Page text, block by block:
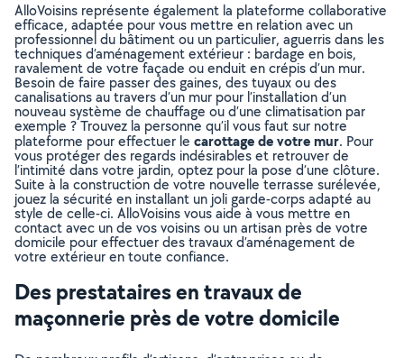
AlloVoisins représente également la plateforme collaborative
efficace, adaptée pour vous mettre en relation avec un
professionnel du bâtiment ou un particulier, aguerris dans les
techniques d’aménagement extérieur : bardage en bois,
ravalement de votre façade ou enduit en crépis d’un mur.
Besoin de faire passer des gaines, des tuyaux ou des
canalisations au travers d’un mur pour l’installation d’un
nouveau système de chauffage ou d’une climatisation par
exemple ? Trouvez la personne qu’il vous faut sur notre
plateforme pour effectuer le carottage de votre mur. Pour
vous protéger des regards indésirables et retrouver de
l’intimité dans votre jardin, optez pour la pose d’une clôture.
Suite à la construction de votre nouvelle terrasse surélevée,
jouez la sécurité en installant un joli garde-corps adapté au
style de celle-ci. AlloVoisins vous aide à vous mettre en
contact avec un de vos voisins ou un artisan près de votre
domicile pour effectuer des travaux d’aménagement de
votre extérieur en toute confiance.
Des prestataires en travaux de
maçonnerie près de votre domicile